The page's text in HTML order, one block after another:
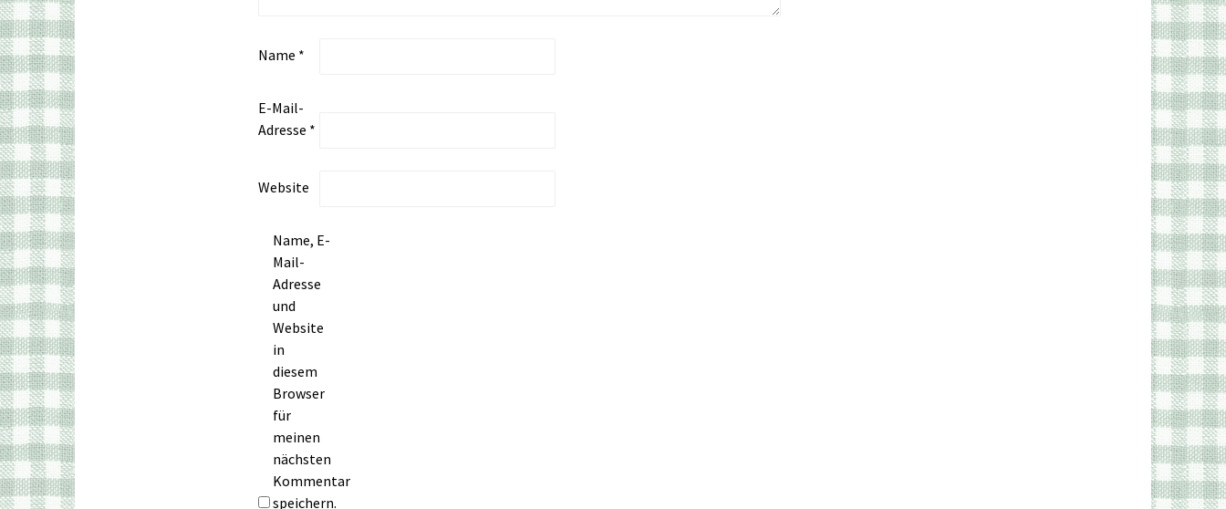
Name *
E-Mail-
Adresse *
Website
Name, E-
Mail-
Adresse
und
Website
in
diesem
Browser
für
meinen
nächsten
Kommentar
speichern.